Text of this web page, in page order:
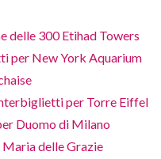
delle 300 Etihad Towers
per New York Aquarium
biglietti per Torre Eiffel
Duomo di Milano
delle Grazie